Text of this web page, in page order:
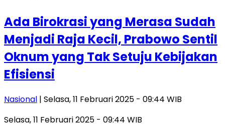
Ada Birokrasi yang Merasa Sudah
Menjadi Raja Kecil, Prabowo Sentil
Oknum yang Tak Setuju Kebijakan
Efisiensi
Nasional | Selasa, 11 Februari 2025 - 09:44 WIB
Selasa, 11 Februari 2025 - 09:44 WIB